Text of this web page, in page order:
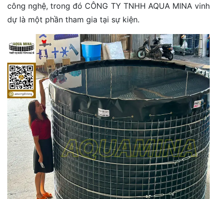
công nghệ, trong đó CÔNG TY TNHH AQUA MINA vinh
dự là một phần tham gia tại sự kiện.